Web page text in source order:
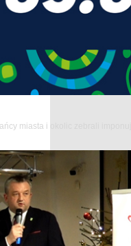
miasta i okolic zebrali